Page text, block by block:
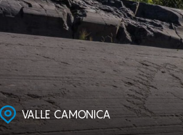
VALLE CAMONICA